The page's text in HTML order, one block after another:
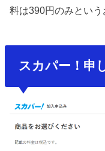
料は390円のみという
スカパー！申